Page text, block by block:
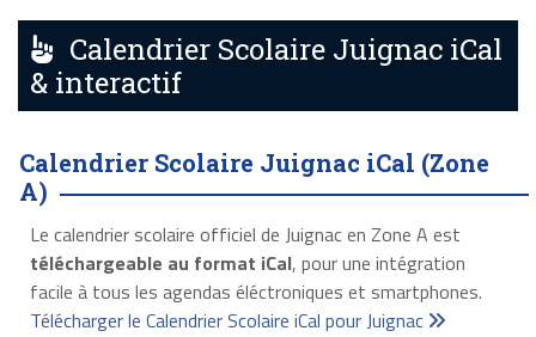
Calendrier Scolaire Juignac iCal
& interactif
Calendrier Scolaire Juignac iCal (Zone
A)
Le calendrier scolaire officiel de Juignac en Zone A est
téléchargeable au format iCal, pour une intégration
facile à tous les agendas éléctroniques et smartphones.
Télécharger le Calendrier Scolaire iCal pour Juignac